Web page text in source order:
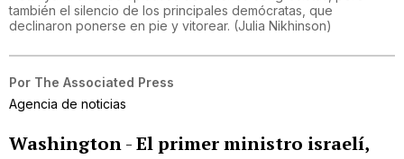
también el silencio de los principales demócratas, que
declinaron ponerse en pie y vitorear. (Julia Nikhinson)
Por The Associated Press
Agencia de noticias
Washington-El primer ministro israelí,